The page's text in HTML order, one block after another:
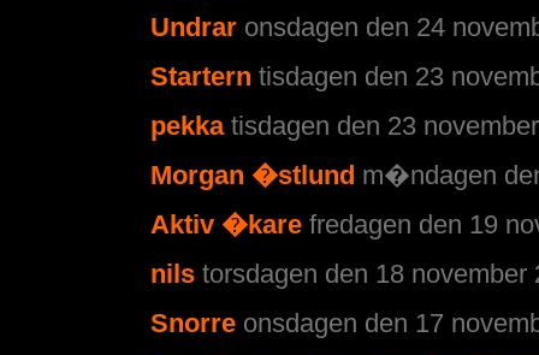
Undrar onsdagen den 24
Startern tisdagen den 23
pekka tisdagen den 23
Morgan �stlund m�ndagen
Aktiv �kare fredagen den 19
nils torsdagen den 18 november
Snorre onsdagen den 17